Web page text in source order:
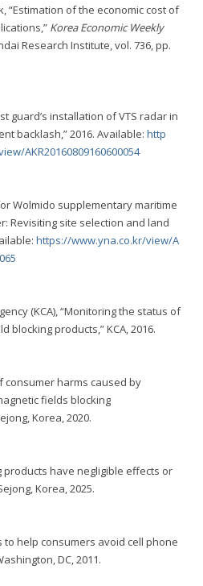
“Estimation of the economic cost of
Korea Economic Weekly
Research Institute, vol. 736, pp.
guard’s installation of VTS radar in
backlash,” 2016. Available:http
AKR20160809160600054
Wolmido supplementary maritime
Revisiting site selection and land
https://www.yna.co.kr/view/A
(KCA), “Monitoring the status of
blocking products,” KCA, 2016.
consumer harms caused by
fields blocking
Korea, 2020.
products have negligible effects or
Korea, 2025.
to help consumers avoid cell phone
DC, 2011.